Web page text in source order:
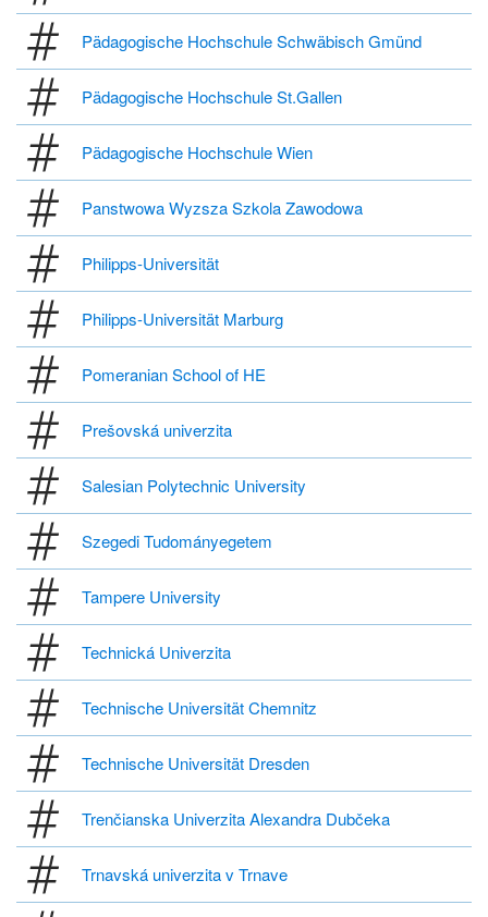
Pädagogische Hochschule Schwäbisch Gmünd
Pädagogische Hochschule St.Gallen
Pädagogische Hochschule Wien
Panstwowa Wyzsza Szkola Zawodowa
Philipps-Universität
Philipps-Universität Marburg
Pomeranian School of HE
Prešovská univerzita
Salesian Polytechnic University
Szegedi Tudományegetem
Tampere University
Technická Univerzita
Technische Universität Chemnitz
Technische Universität Dresden
Trenčianska Univerzita Alexandra Dubčeka
Trnavská univerzita v Trnave